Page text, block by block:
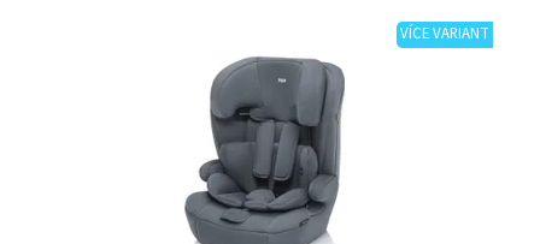
VÍCE VARIANT
Skladem